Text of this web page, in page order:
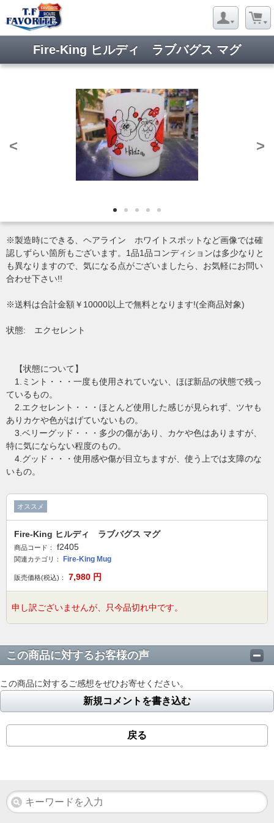
Fire-King ヒルディ ラブバグス マグ
< >
※製造時にできる、ヘアライン ホワイトスポットなど画像では確
認しずらい箇所もございます。1品1品コンディションは多少なりと
も異なりますので、気になる点がございましたら、お気軽にお問い
合わせ下さい!!
※送料は合計金額￥10000以上で無料となります!(全商品対象)
状態: エクセレント
【状態について】
1.ミント・・・一度も使用されていない、ほぼ新品の状態で残っ
ているもの。
2.エクセレント・・・ほとんど使用した感じが見られず、ツヤも
ありカケや色がはげていないもの。
3.ベリーグッド・・・多少の傷があり、カケや色はありますが、
特に気にならない程度のもの。
4.グッド・・・使用感や傷が目立ちますが、使う上では支障のな
いもの。
オススメ
Fire-King ヒルディ ラブバグス マグ
商品コード： f2405
関連カテゴリ： Fire-King Mug
販売価格(税込)： 7,980 円
申し訳ございませんが、只今品切れ中です。
この商品に対するお客様の声
この商品に対するご感想をぜひお寄せください。
新規コメントを書き込む
戻る